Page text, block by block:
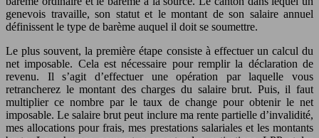
genevois travaille, son statut et le montant de son salaire annuel
définissent le type de barème auquel il doit se soumettre.
Le plus souvent, la première étape consiste à effectuer un calcul du
net imposable. Cela est nécessaire pour remplir la déclaration de
revenu. Il s’agit d’effectuer une opération par laquelle vous
retrancherez le montant des charges du salaire brut. Puis, il faut
multiplier ce nombre par le taux de change pour obtenir le net
imposable. Le salaire brut peut inclure ma rente partielle d’invalidité,
mes allocations pour frais, mes prestations salariales et les montants